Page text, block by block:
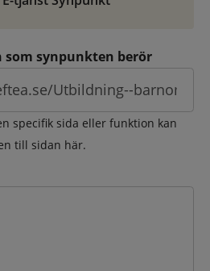
som synpunkten berör
specifik sida eller funktion kan
till sidan här.